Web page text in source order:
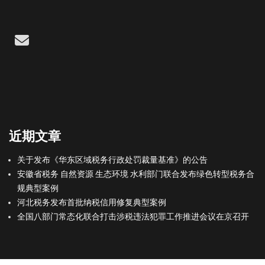
Email
近期文章
关于发布《华东区域税务行政处罚裁量基准》的公告
安徽省税务 自然资源 生态环境 水利部门联合发布绿色转型税务合
规典型案例
河北税务发布首批纳税信用修复典型案例
全国八部门常态化联合打击涉税违法犯罪工作推进会议在京召开